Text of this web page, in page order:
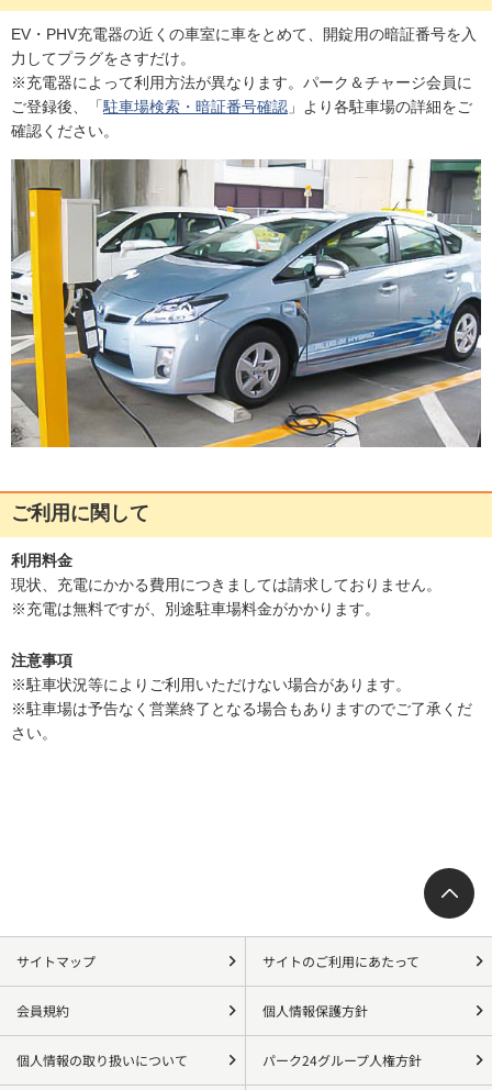
EV・PHV充電器の近くの車室に車をとめて、開錠用の暗証番号を入
力してプラグをさすだけ。
※充電器によって利用方法が異なります。パーク＆チャージ会員に
ご登録後、「駐車場検索・暗証番号確認 」より各駐車場の詳細をご
確認ください。
ご利用に関して
利用料金
現状、充電にかかる費用につきましては請求しておりません。
※充電は無料ですが、別途駐車場料金がかかります。
注意事項
※駐車状況等によりご利用いただけない場合があります。
※駐車場は予告なく営業終了となる場合もありますのでご了承くだ
さい。
サイトマップ サイトのご利用にあたって
会員規約 個人情報保護方針
個人情報の取り扱いについて パーク24グループ人権方針